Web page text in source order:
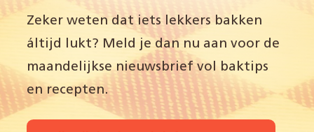
Zeker weten dat iets lekkers bakken
áltijd lukt? Meld je dan nu aan voor de
maandelijkse nieuwsbrief vol baktips
en recepten.